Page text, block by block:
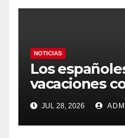
NOTICIAS
Los
vacaciones
carburantes
más caros
y los hoteles
JUL 28, 2026